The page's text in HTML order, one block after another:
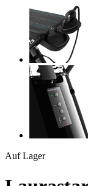
Auf Lager